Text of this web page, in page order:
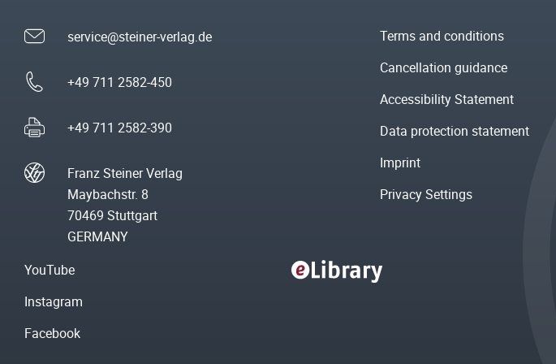
service@steiner-verlag.de
+49 711 2582-450
+49 711 2582-390
Franz Steiner Verlag
Maybachstr. 8
70469 Stuttgart
GERMANY
Terms and conditions
Cancellation guidance
Accessibility Statement
Data protection statement
Imprint
Privacy Settings
YouTube
Instagram
Facebook